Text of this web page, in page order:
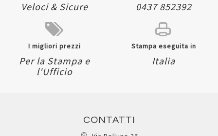
Veloci & Sicure 0437 852392
I migliori prezzi
Per la Stampa e
l'Ufficio
Stampa eseguita in
Italia
CONTATTI